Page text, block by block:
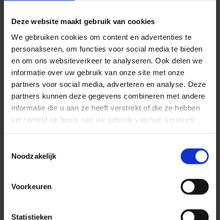
Deze website maakt gebruik van cookies
We gebruiken cookies om content en advertenties te
personaliseren, om functies voor social media te bieden
en om ons websiteverkeer te analyseren. Ook delen we
informatie over uw gebruik van onze site met onze
partners voor social media, adverteren en analyse. Deze
partners kunnen deze gegevens combineren met andere
informatie die u aan ze heeft verstrekt of die ze hebben
verzameld op basis van uw gebruik van hun services.
Noodzakelijk
Voorkeuren
Statistieken
Brigade en Rietveld zijn uitgekozen
om hun oplossingen in de praktijk te
brengen.
INITIATIEF INNOVATIEMIDDAG
Heijmans, Dura Vermeer en Millenaar & Van Schaik
vernieuwende ideeën te pitchen ter voorkoming van
aanrijdgevaar op de bouwplaats. Het doel is om
nieuwe oplossingen te vinden om aanrijdgevaar te
voorkomen en een veiliger, bouwend Nederland te
creëren. Vernieuwende ideeën liggen op het terrein